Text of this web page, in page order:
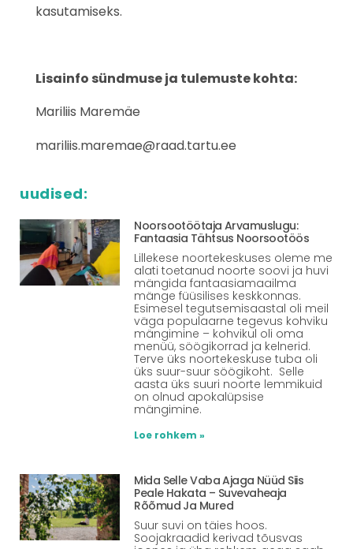
kasutamiseks.
Lisainfo sündmuse ja tulemuste kohta:
Mariliis Maremäe
mariliis.maremae@raad.tartu.ee
uudised:
Noorsootöötaja Arvamuslugu:
Fantaasia Tähtsus Noorsootöös
Lillekese noortekeskuses oleme me
alati toetanud noorte soovi ja huvi
mängida fantaasiamaailma
mänge füüsilises keskkonnas.
Esimesel tegutsemisaastal oli meil
väga populaarne tegevus kohviku
mängimine – kohvikul oli oma
menüü, söögikorrad ja kelnerid.
Terve üks noortekeskuse tuba oli
üks suur-suur söögikoht. Selle
aasta üks suuri noorte lemmikuid
on olnud apokalüpsise
mängimine.
Loe rohkem »
Mida Selle Vaba Ajaga Nüüd Siis
Peale Hakata – Suvevaheaja
Rõõmud Ja Mured
Suur suvi on täies hoos.
Soojakraadid kerivad tõusvas